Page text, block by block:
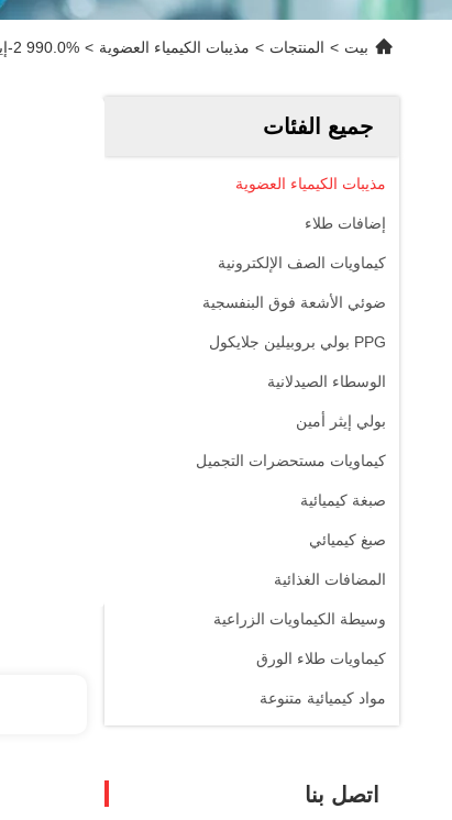
بيت > المنتجات > مذيبات الكيمياء العضوية > 990.0% 2-إيزوبروبيل إيميدازول مسحوق Cas 36947-68-9
جميع الفئات
مذيبات الكيمياء العضوية
إضافات طلاء
كيماويات الصف الإلكترونية
ضوئي الأشعة فوق البنفسجية
PPG بولي بروبيلين جلايكول
الوسطاء الصيدلانية
بولي إيثر أمين
كيماويات مستحضرات التجميل
صبغة كيميائية
صبغ كيميائي
المضافات الغذائية
وسيطة الكيماويات الزراعية
كيماويات طلاء الورق
مواد كيميائية متنوعة
اتصل بنا